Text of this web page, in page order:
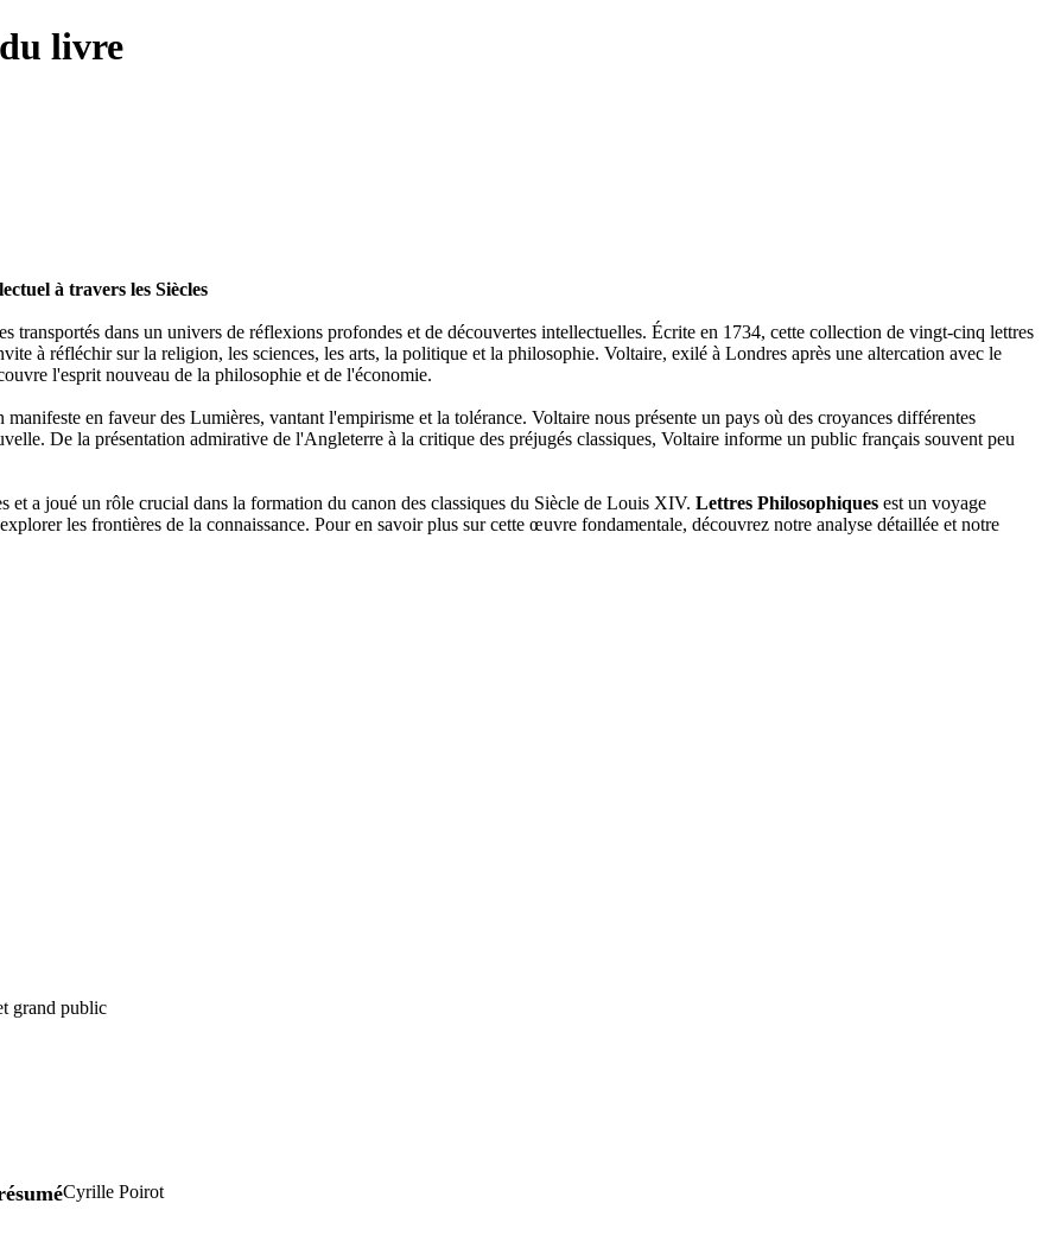
livre
à travers les Siècles
transportés dans un univers de réflexions profondes et de découvertes intellectuelles. Écrite en 1734, cette collection de vingt-cinq lettres
à réfléchir sur la religion, les sciences, les arts, la politique et la philosophie. Voltaire, exilé à Londres après une altercation avec le
l'esprit nouveau de la philosophie et de l'économie.
en faveur des Lumières, vantant l'empirisme et la tolérance. Voltaire nous présente un pays où des croyances différentes
De la présentation admirative de l'Angleterre à la critique des préjugés classiques, Voltaire informe un public français souvent peu
a joué un rôle crucial dans la formation du canon des classiques du Siècle de Louis XIV. Lettres Philosophiques est un voyage
les frontières de la connaissance. Pour en savoir plus sur cette œuvre fondamentale, découvrez notre analyse détaillée et notre
grand public
Cyrille Poirot